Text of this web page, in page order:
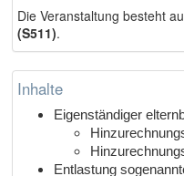
Die Veranstaltung besteht
(S511).
Inhalte
Eigenständiger
Entlastung